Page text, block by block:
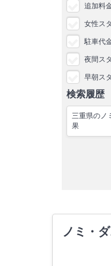
追加料
女性ス
駐車代
夜間ス
早朝ス
検索履歴
三重県のノ
果
ノミ・